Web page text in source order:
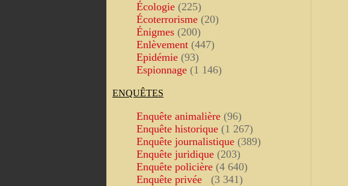
Écologie (225)
Écoterrorisme (20)
Énigmes (200)
Enlèvement (447)
Epidémie (93)
Espionnage (1 146)
ENQUÊTES
Enquête animalière (96)
Enquête historique (1 267)
Enquête journalistique (389)
Enquête juridique (203)
Enquête policière (4 640)
Enquête privée
(3 341)